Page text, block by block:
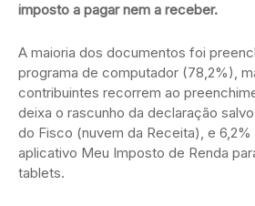
imposto a pagar nem a receber.
A maioria dos documentos foi
programa de computador (78,2%),
contribuintes recorrem ao
deixa o rascunho da declaração
do Fisco (nuvem da Receita), e
aplicativo Meu Imposto de Renda
tablets.